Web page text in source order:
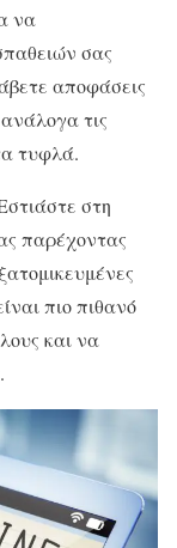
να
σας
αποφάσεις
τις
τυφλά.
στη
παρέχοντας
πιο πιθανό
και να